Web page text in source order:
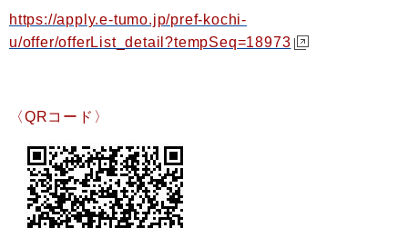
https://apply.e-tumo.jp/pref-kochi-
u/offer/offerList_detail?tempSeq=18973
〈QRコード〉